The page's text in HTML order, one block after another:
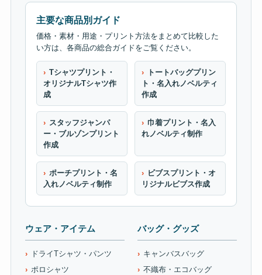
主要な商品別ガイド
価格・素材・用途・プリント方法をまとめて比較した
い方は、各商品の総合ガイドをご覧ください。
Tシャツプリント・
オリジナルTシャツ作
成
トートバッグプリン
ト・名入れノベルティ
作成
スタッフジャンパ
ー・ブルゾンプリント
作成
巾着プリント・名入
れノベルティ制作
ポーチプリント・名
入れノベルティ制作
ビブスプリント・オ
リジナルビブス作成
ウェア・アイテム
ドライTシャツ・パンツ
ポロシャツ
バッグ・グッズ
キャンバスバッグ
不織布・エコバッグ